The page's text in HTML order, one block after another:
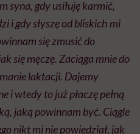
syna, gdy usiłuję karmić,
i gdy słyszę od bliskich mi
się zmusić do
się męczę. Zaciąga mnie do
laktacji. Dajemy
i wtedy to już płaczę pełną
jaką powinnam być. Ciągle
nikt mi nie powiedział, jak